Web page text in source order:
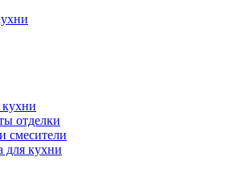
кухни
отделки
смесители
для кухни